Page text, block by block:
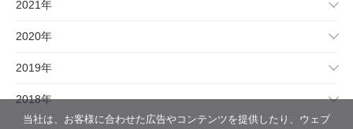
2021年
2020年
2019年
2018年
当社は、お客様に合わせた広告やコンテンツを提供したり、ウェブ